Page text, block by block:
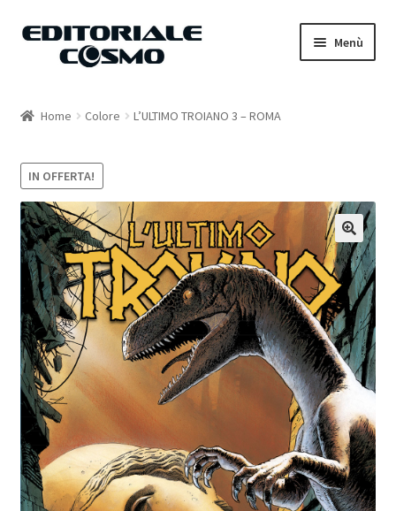
Vai
Vai
Menù
Carrello
Il mio account
Home Colore L’ULTIMO TROIANO 3 – ROMA
IN OFFERTA!